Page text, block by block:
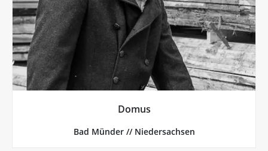
Domus
Bad Münder // Niedersachsen
Domus, Bad Münder // Niedersachsen
Schon seit der Unternehmensgründung im Jahr 1966 will
Domus weit mehr, als einfach nur Räume heller machen.
"Die Wirkung einer Leuchte ist uns selbstverständlich,
ihre Wirkung auf Mensch und Raum unser Augenmerk",
lautet das Credo. Jede einzelne Leuchte wird vor Ort von
Hand gefertigt.